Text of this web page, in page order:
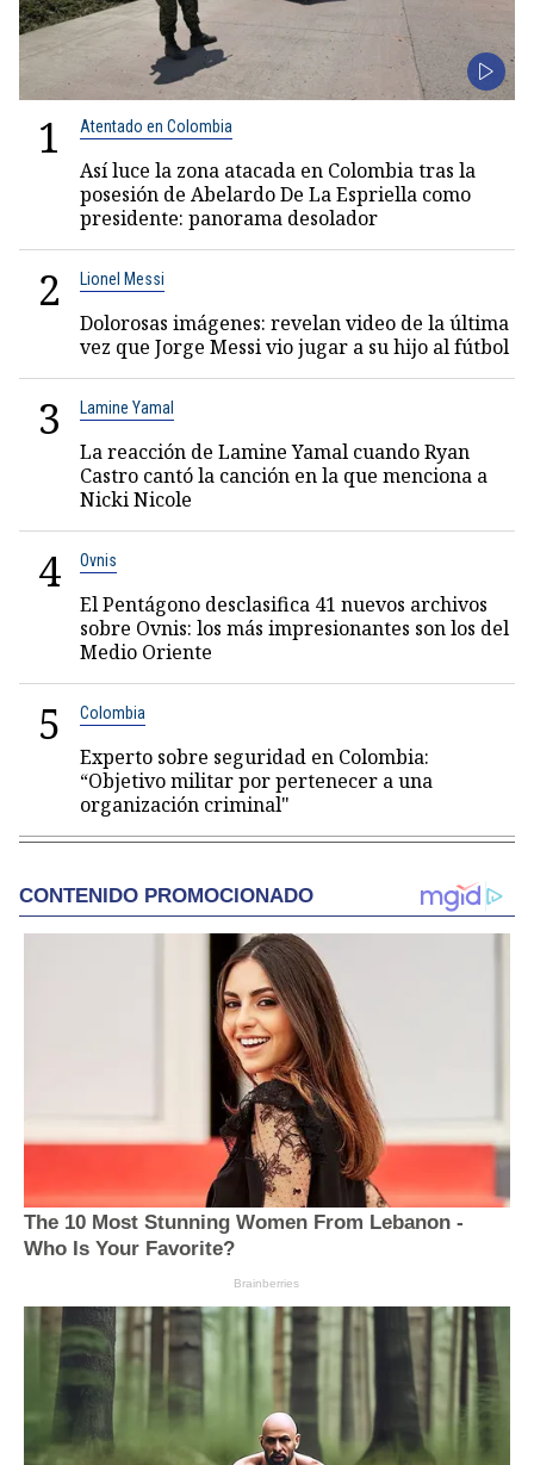
1 Atentado en Colombia
Así luce la zona atacada en Colombia tras la
posesión de Abelardo De La Espriella como
presidente: panorama desolador
2 Lionel Messi
Dolorosas imágenes: revelan video de la última
vez que Jorge Messi vio jugar a su hijo al fútbol
3 Lamine Yamal
La reacción de Lamine Yamal cuando Ryan
Castro cantó la canción en la que menciona a
Nicki Nicole
4 Ovnis
El Pentágono desclasifica 41 nuevos archivos
sobre Ovnis: los más impresionantes son los del
Medio Oriente
5 Colombia
Experto sobre seguridad en Colombia:
“Objetivo militar por pertenecer a una
organización criminal"